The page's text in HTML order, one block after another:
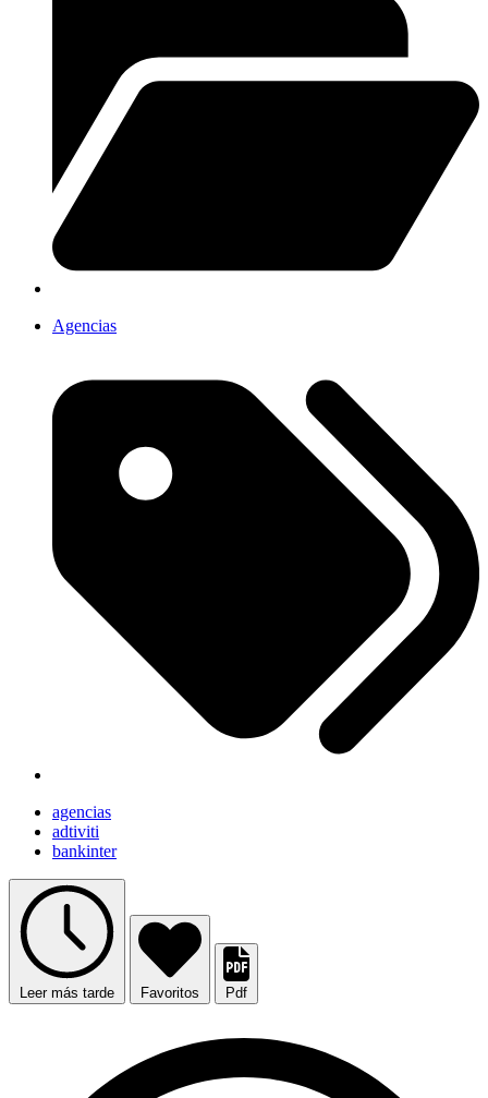
Agencias
agencias
adtiviti
bankinter
Leer más tarde Favoritos Pdf